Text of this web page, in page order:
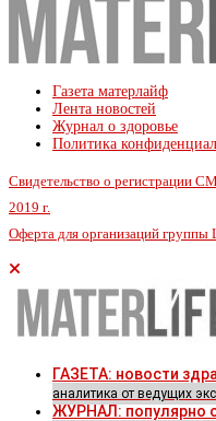
Газета матерлайф
Лента новостей
Журнал о здоровье
Политика
Свидетельство о регистрации
2019 г.
Оферта для организаций
ГАЗЕТА: новости
аналитика от ведущих
ЖУРНАЛ: популярно